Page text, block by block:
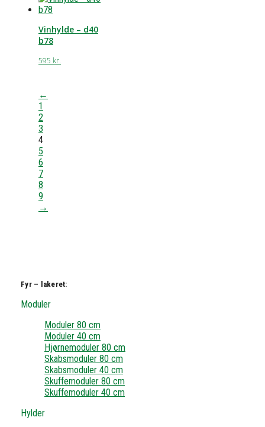
Vinhylde – d40
b78
595 kr.
←
1
2
3
4
5
6
7
8
9
→
Fyr – lakeret:
Moduler
Moduler 80 cm
Moduler 40 cm
Hjørnemoduler 80 cm
Skabsmoduler 80 cm
Skabsmoduler 40 cm
Skuffemoduler 80 cm
Skuffemoduler 40 cm
Hylder